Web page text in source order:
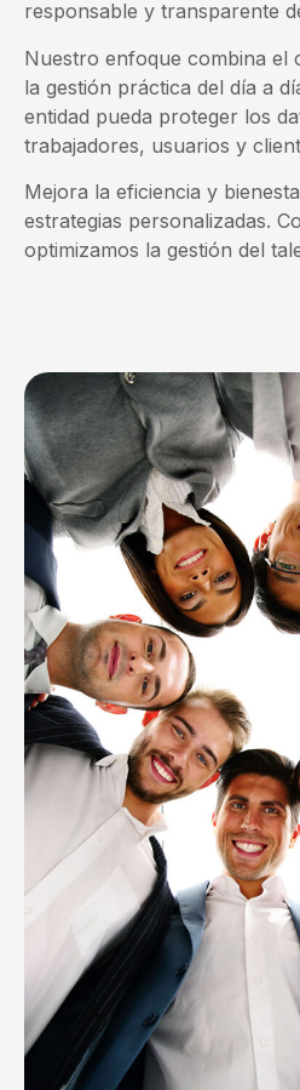
responsable y transparente
Nuestro enfoque combina el
la gestión práctica del día a
entidad pueda proteger los
trabajadores, usuarios y
Mejora la eficiencia y
estrategias personalizadas.
optimizamos la gestión del